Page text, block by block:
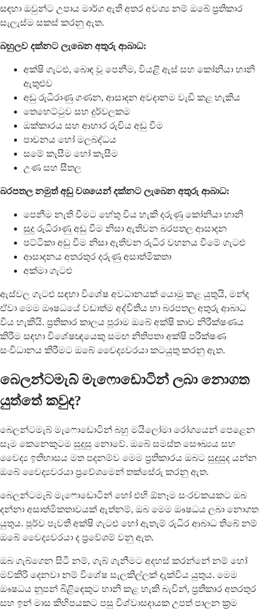
සඳහා ඔවුන්ට උපාය මාර්ග ඇති අතර අවශ්‍ය නම් ඔබේ ප්‍රතිකාර
සැලැස්ම සකස් කරනු ඇත.
බහුලව දක්නට ලැබෙන අතුරු ආබාධ:
අක්ෂි ගැටළු, බොඳ වූ පෙනීම, වියළි ඇස් සහ කෝනියා හානි
ඇතුළුව
අඩු රුධිරාණු ගණන, ආසාදන අවදානම වැඩි කළ හැකිය
තෙහෙට්ටුව සහ දුර්වලකම
ඔක්කාරය සහ ආහාර රුචිය අඩු වීම
පාචනය හෝ මලබද්ධය
සමේ කැසීම හෝ කැසීම
උණ සහ සීතල
බරපතල නමුත් අඩු වශයෙන් දක්නට ලැබෙන අතුරු ආබාධ:
පෙනීම නැති වීමට හේතු විය හැකි දරුණු කෝනියා හානි
සුදු රුධිරාණු අඩු වීම නිසා ඇතිවන බරපතල ආසාදන
පට්ටිකා අඩු වීම නිසා ඇතිවන රුධිර වහනය වීමේ ගැටළු
ආසාදනය අතරතුර දරුණු අසාත්මිකතා
අක්මා ගැටළු
ඇස්වල ගැටළු සඳහා විශේෂ අවධානයක් යොමු කළ යුතුයි, මන්ද
ඒවා මෙම ඖෂධයේ වඩාත්ම අද්විතීය හා බරපතල අතුරු ආබාධ
විය හැකියි. ප්‍රතිකාර කාලය පුරාම ඔබේ අක්ෂි කාච නිරීක්ෂණය
කිරීම සඳහා විශේෂඥයෙකු සමඟ නිතිපතා අක්ෂි පරීක්ෂණ
සංවිධානය කිරීමට ඔබේ වෛද්‍යවරයා කටයුතු කරනු ඇත.
බෙලන්ටමැබ් මැෆොඩොටින් ලබා නොගත
යුත්තේ කවුද?
බෙලන්ටමැබ් මැෆොඩොටින් බහු මයිලෝමා රෝගයෙන් පෙළෙන
සෑම කෙනෙකුටම සුදුසු නොවේ. ඔබේ සමස්ත සෞඛ්‍යය සහ
වෛද්‍ය ඉතිහාසය මත පදනම්ව මෙම ප්‍රතිකාරය ඔබට සුදුසුද යන්න
ඔබේ වෛද්‍යවරයා ප්‍රවේශමෙන් තක්සේරු කරනු ඇත.
බෙලන්ටමැබ් මැෆොඩොටින් හෝ එහි ඕනෑම සංරචකයකට ඔබ
දන්නා අසාත්මිකතාවයක් ඇත්නම්, ඔබ මෙම ඖෂධය ලබා නොගත
යුතුය. පූර්ව පැවති අක්ෂි ගැටළු හෝ ඇතැම් රුධිර ආබාධ තිබේ නම්
ඔබේ වෛද්‍යවරයා ද ප්‍රවේශම් වනු ඇත.
ඔබ ගැබ්ගෙන සිටී නම්, ගැබ් ගැනීමට අදහස් කරන්නේ නම් හෝ
මව්කිරි දෙනවා නම් විශේෂ සැලකිල්ලක් දැක්විය යුතුය. මෙම
ඖෂධය නූපන් බිළිඳෙකුට හානි කළ හැකි බැවින්, ප්‍රතිකාර අතරතුර
සහ ඉන් මාස කිහිපයකට පසු විශ්වාසදායක උපත් පාලන ක්‍රම